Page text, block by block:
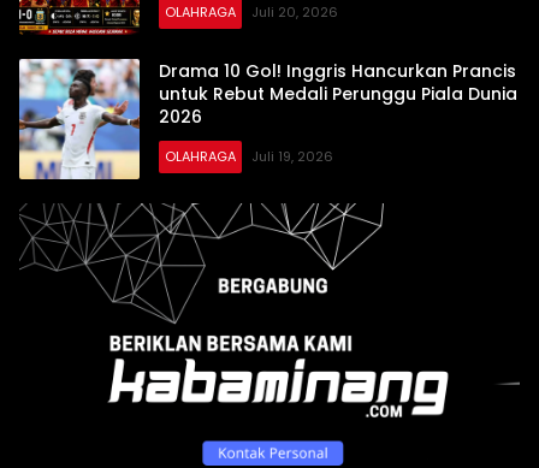
OLAHRAGA Juli 20, 2026
Drama 10 Gol! Inggris Hancurkan Prancis
untuk Rebut Medali Perunggu Piala Dunia
2026
OLAHRAGA Juli 19, 2026